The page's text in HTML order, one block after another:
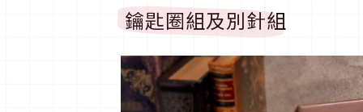
鑰匙圈組及別針組